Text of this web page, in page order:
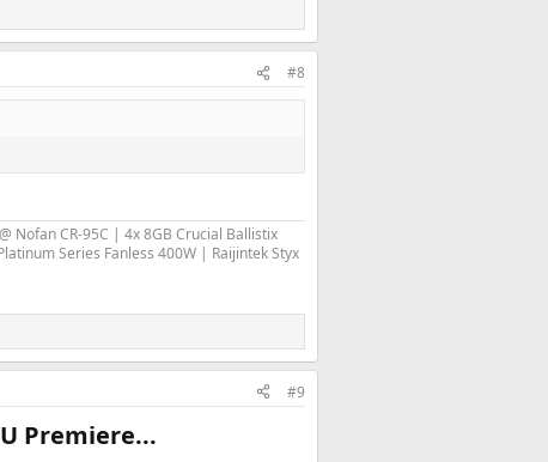
#8
Nofan CR-95C | 4x 8GB Crucial Ballistix
Series Fanless 400W | Raijintek Styx
#9
Premiere...​